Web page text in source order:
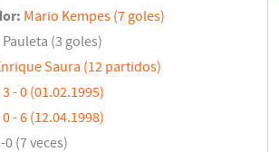
Mario Kempes (7 goles)
Pauleta (3 goles)
Saura (12 partidos)
3 - 0 (01.02.1995)
0 - 6 (12.04.1998)
0 (7 veces)